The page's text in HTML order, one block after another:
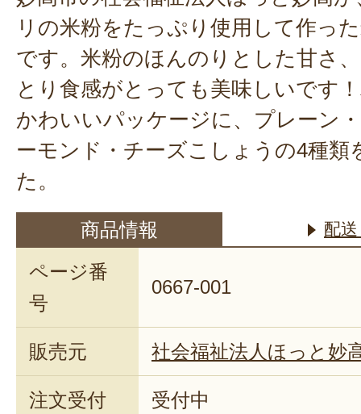
リの米粉をたっぷり使用して作っ
です。米粉のほんのりとした甘さ
とり食感がとっても美味しいです
かわいいパッケージに、プレーン
ーモンド・チーズこしょうの4種類
た。
商品情報 配
ページ番
号
0667-001
販売元 社会福祉法人ほっと妙
注文受付 受付中